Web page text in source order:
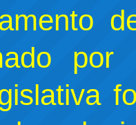
por